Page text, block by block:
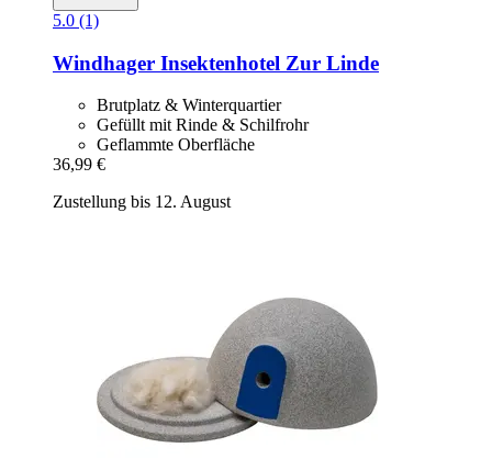
5.0 (1)
Windhager Insektenhotel Zur Linde
Brutplatz & Winterquartier
Gefüllt mit Rinde & Schilfrohr
Geflammte Oberfläche
36,99 €
Zustellung bis 12. August